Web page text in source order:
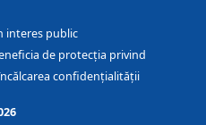
interes public
de protecția privind
confidențialității